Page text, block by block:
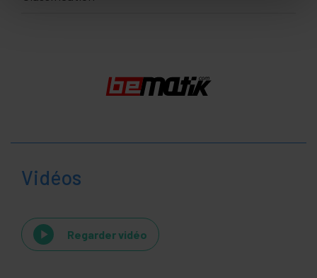
Vidéos
Regarder vidéo